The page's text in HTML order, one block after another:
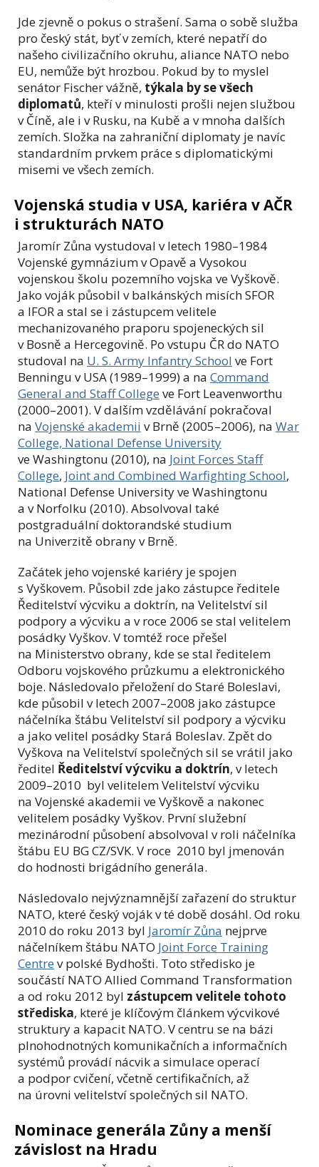
Jde zjevně o pokus o strašení. Sama o sobě služba
pro český stát, byť v zemích, které nepatří do
našeho civilizačního okruhu, aliance NATO nebo
EU, nemůže být hrozbou. Pokud by to myslel
senátor Fischer vážně, týkala by se všech
diplomatů, kteří v minulosti prošli nejen službou
v Číně, ale i v Rusku, na Kubě a v mnoha dalších
zemích. Složka na zahraniční diplomaty je navíc
standardním prvkem práce s diplomatickými
misemi ve všech zemích.
Vojenská studia v USA, kariéra v AČR
i strukturách NATO
Jaromír Zůna vystudoval v letech 1980–1984
Vojenské gymnázium v Opavě a Vysokou
vojenskou školu pozemního vojska ve Vyškově.
Jako voják působil v balkánských misích SFOR
a IFOR a stal se i zástupcem velitele
mechanizovaného praporu spojeneckých sil
v Bosně a Hercegovině. Po vstupu ČR do NATO
studoval na U. S. Army Infantry School ve Fort
Benningu v USA (1989–1999) a na Command
General and Staff College ve Fort Leavenworthu
(2000–2001). V dalším vzdělávání pokračoval
na Vojenské akademii v Brně (2005–2006), na War
College, National Defense University
ve Washingtonu (2010), na Joint Forces Staff
College, Joint and Combined Warfighting School,
National Defense University ve Washingtonu
a v Norfolku (2010). Absolvoval také
postgraduální doktorandské studium
na Univerzitě obrany v Brně.
Začátek jeho vojenské kariéry je spojen
s Vyškovem. Působil zde jako zástupce ředitele
Ředitelství výcviku a doktrín, na Velitelství sil
podpory a výcviku a v roce 2006 se stal velitelem
posádky Vyškov. V tomtéž roce přešel
na Ministerstvo obrany, kde se stal ředitelem
Odboru vojskového průzkumu a elektronického
boje. Následovalo přeložení do Staré Boleslavi,
kde působil v letech 2007–2008 jako zástupce
náčelníka štábu Velitelství sil podpory a výcviku
a jako velitel posádky Stará Boleslav. Zpět do
Vyškova na Velitelství společných sil se vrátil jako
ředitel Ředitelství výcviku a doktrín, v letech
2009–2010 byl velitelem Velitelství výcviku
na Vojenské akademii ve Vyškově a nakonec
velitelem posádky Vyškov. První služební
mezinárodní působení absolvoval v roli náčelníka
štábu EU BG CZ/SVK. V roce 2010 byl jmenován
do hodnosti brigádního generála.
Následovalo nejvýznamnější zařazení do struktur
NATO, které český voják v té době dosáhl. Od roku
2010 do roku 2013 byl Jaromír Zůna nejprve
náčelníkem štábu NATO Joint Force Training
Centre v polské Bydhošti. Toto středisko je
součástí NATO Allied Command Transformation
a od roku 2012 byl zástupcem velitele tohoto
střediska, které je klíčovým článkem výcvikové
struktury a kapacit NATO. V centru se na bázi
plnohodnotných komunikačních a informačních
systémů provádí nácvik a simulace operací
a podpor cvičení, včetně certifikačních, až
na úrovni velitelství společných sil NATO.
Nominace generála Zůny a menší
závislost na Hradu